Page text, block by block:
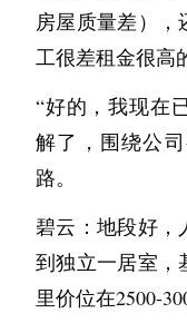
房屋质量差），
工很差租金很高
“好的，我现在
解了，围绕公
路。
碧云：地段好，
到独立一居室，
里价位在2500-